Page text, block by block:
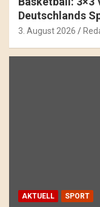
Deutschlands
3. August 2026
AKTUELL SPORT